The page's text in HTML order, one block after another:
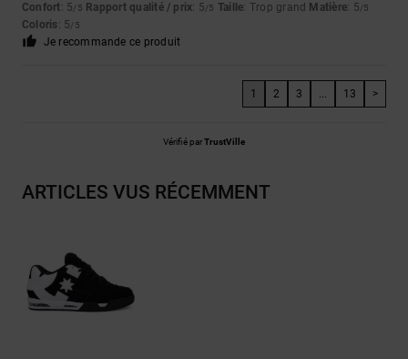
Confort: 5/5 Rapport qualité / prix: 5/5 Taille: Trop grand Matière: 5/5
Coloris: 5/5
Je recommande ce produit
1 2 3 ... 13 >
Vérifié parTrustVille
ARTICLES VUS RÉCEMMENT